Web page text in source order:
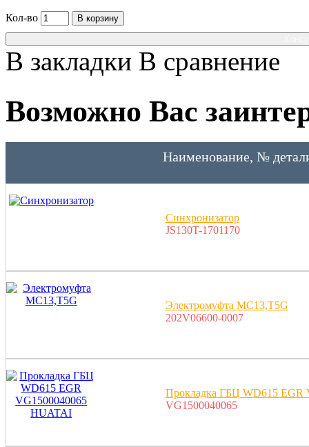
Кол-во
В корзину
В закладки В сравнение
Возможно Вас
Наименование, №
Синхронизатор
JS130T-1701170
Электромуфта MC13,T5G
202V06600-0007
Прокладка ГБЦ WD615 EGR
VG1500040065